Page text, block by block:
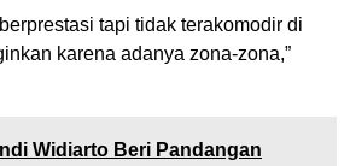
tapi tidak terakomodir di
karena adanya zona-zona,”
Widiarto Beri Pandangan